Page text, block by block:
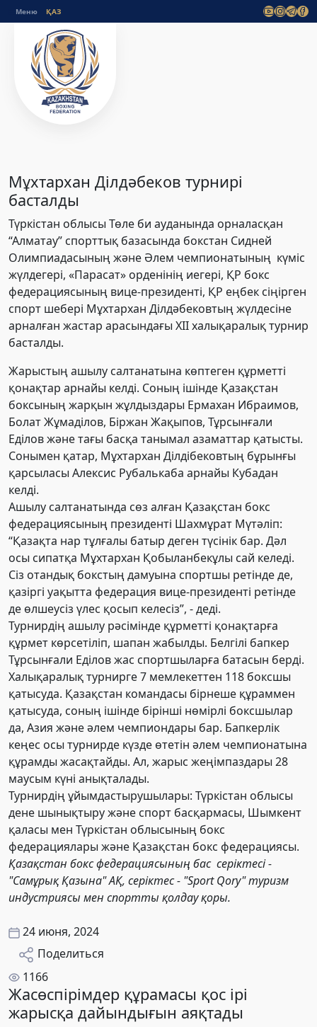
Меню
Мұхтархан Ділдәбеков турнирі
басталды
Түркістан облысы Төле би ауданында орналасқан
“Алматау” спорттық базасында бокстан Сидней
Олимпиадасының және Әлем чемпионатының күміс
жүлдегері, «Парасат» орденінің иегері, ҚР бокс
федерациясының вице-президенті, ҚР еңбек сіңірген
спорт шебері Мұхтархан Ділдәбековтың жүлдесіне
арналған жастар арасындағы ХІІ халықаралық турнир
басталды.
Жарыстың ашылу салтанатына көптеген құрметті
қонақтар арнайы келді. Соның ішінде Қазақстан
боксының жарқын жұлдыздары Ермахан Ибраимов,
Болат Жұмаділов, Біржан Жақыпов, Тұрсынғали
Еділов және тағы басқа танымал азаматтар қатысты.
Сонымен қатар, Мұхтархан Ділдібековтың бұрынғы
қарсыласы Алексис Рубалькаба арнайы Кубадан
келді.
Ашылу салтанатында сөз алған Қазақстан бокс
федерациясының президенті Шахмұрат Мүтәліп:
“Қазақта нар тұлғалы батыр деген түсінік бар. Дәл
осы сипатқа Мұхтархан Қобыланбекұлы сай келеді.
Сіз отандық бокстың дамуына спортшы ретінде де,
қазіргі уақытта федерация вице-президенті ретінде
де өлшеусіз үлес қосып келесіз”, - деді.
Турнирдің ашылу рәсімінде құрметті қонақтарға
құрмет көрсетіліп, шапан жабылды. Белгілі бапкер
Тұрсынғали Еділов жас спортшыларға батасын берді.
Халықаралық турнирге 7 мемлекеттен 118 боксшы
қатысуда. Қазақстан командасы бірнеше құраммен
қатысуда, соның ішінде бірінші нөмірлі боксшылар
да, Азия және әлем чемпиондары бар. Бапкерлік
кеңес осы турнирде күзде өтетін әлем чемпионатына
құрамды жасақтайды. Ал, жарыс жеңімпаздары 28
маусым күні анықталады.
Турнирдің ұйымдастырушылары: Түркістан облысы
дене шынықтыру және спорт басқармасы, Шымкент
қаласы мен Түркістан облысының бокс
федерациялары және Қазақстан бокс федерациясы.
Қазақстан бокс федерациясының бас серіктесі -
"Самұрық Қазына" АҚ, серіктес - "Sport Qory" туризм
индустриясы мен спортты қолдау қоры.
24 июня, 2024
Поделиться
1166
Жасөспірімдер құрамасы қос ірі
жарысқа дайындығын аяқтады